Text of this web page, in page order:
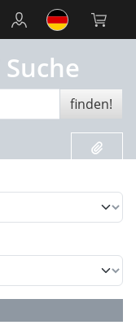
Login
Suche
finden!